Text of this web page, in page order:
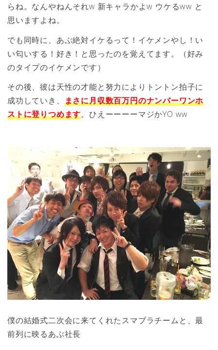
らね。なんやねんそれw 新キャラかよw ウケるww と
思いますよね。
でも同時に、あぶ絶対イケるって！イケメンやし！い
い匂いする！好き！と思ったのを覚えてます。（好み
のタイプのイケメンです）
その後、彼は天性の才能と努力によりトントン拍子に
成功していき、 まさに月収数百万円のナンバーワンホ
ストに登りつめます。ひえーーーーマジかYO ww
僕の結婚式二次会に来てくれたスマブラチームと、最
前列に映るあぶ社長